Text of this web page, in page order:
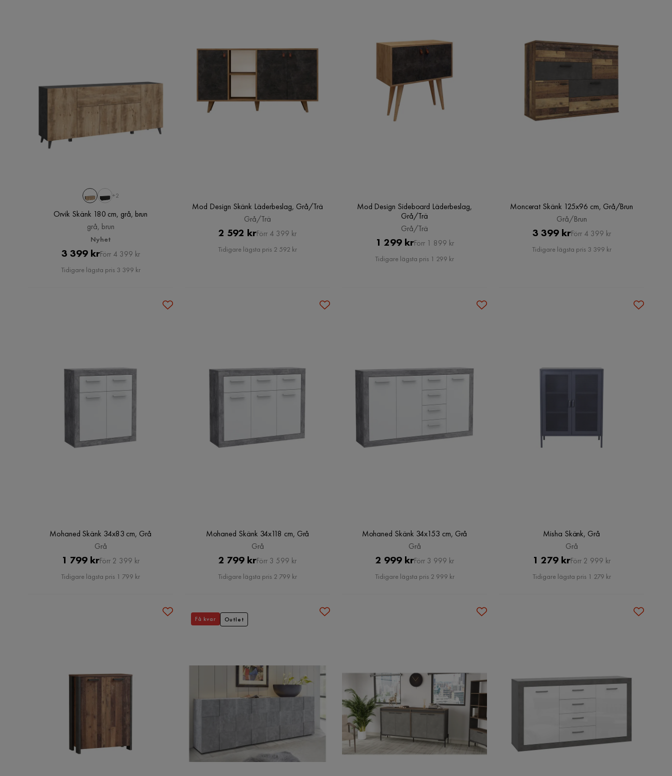
+2
Orvik Skänk 180 cm, grå, brun
grå, brun
Nyhet
Pris
3 399 krOriginal
Pris
Förr 4 399 kr
Tidigare lägsta pris 3 399 kr
Mod Design Skänk Läderbeslag, Grå/Trä
Grå/Trä
Pris
2 592 krOriginal
Pris
Förr 4 399 kr
Tidigare lägsta pris 2 592 kr
Mod Design Sideboard Läderbeslag,
Grå/Trä
Grå/Trä
Pris
1 299 krOriginal
Pris
Förr 1 899 kr
Tidigare lägsta pris 1 299 kr
Moncerat Skänk 125x96 cm, Grå/Brun
Grå/Brun
Pris
3 399 krOriginal
Pris
Förr 4 399 kr
Tidigare lägsta pris 3 399 kr
Mohaned Skänk 34x83 cm, Grå
Grå
Pris
1 799 krOriginal
Pris
Förr 2 399 kr
Tidigare lägsta pris 1 799 kr
Mohaned Skänk 34x118 cm, Grå
Grå
Pris
2 799 krOriginal
Pris
Förr 3 599 kr
Tidigare lägsta pris 2 799 kr
Mohaned Skänk 34x153 cm, Grå
Grå
Pris
2 999 krOriginal
Pris
Förr 3 999 kr
Tidigare lägsta pris 2 999 kr
Misha Skänk, Grå
Grå
Pris
1 279 krOriginal
Pris
Förr 2 999 kr
Tidigare lägsta pris 1 279 kr
Få kvar Outlet